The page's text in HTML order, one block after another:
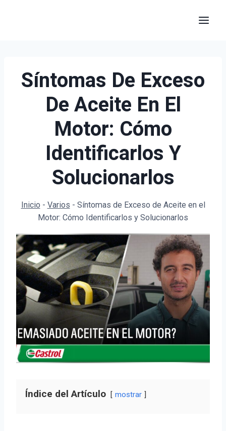
Síntomas De Exceso
De Aceite En El
Motor: Cómo
Identificarlos Y
Solucionarlos
Inicio - Varios - Síntomas de Exceso de Aceite en el
Motor: Cómo Identificarlos y Solucionarlos
Índice del Artículo mostrar